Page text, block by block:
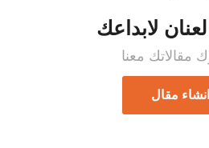
لابداعك
مقالاتك معنا
انشاء مقال